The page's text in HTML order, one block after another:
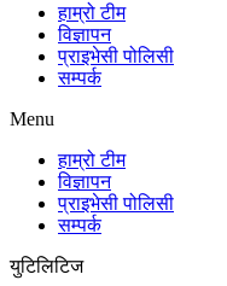
हाम्रो टीम
विज्ञापन
प्राइभेसी पोलिसी
सम्पर्क
Menu
हाम्रो टीम
विज्ञापन
प्राइभेसी पोलिसी
सम्पर्क
युटिलिटिज